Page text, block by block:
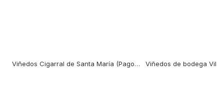
Viñedos Cigarral de Santa María (Pago del Ama) con el Alcázar de Toledo al fondo.